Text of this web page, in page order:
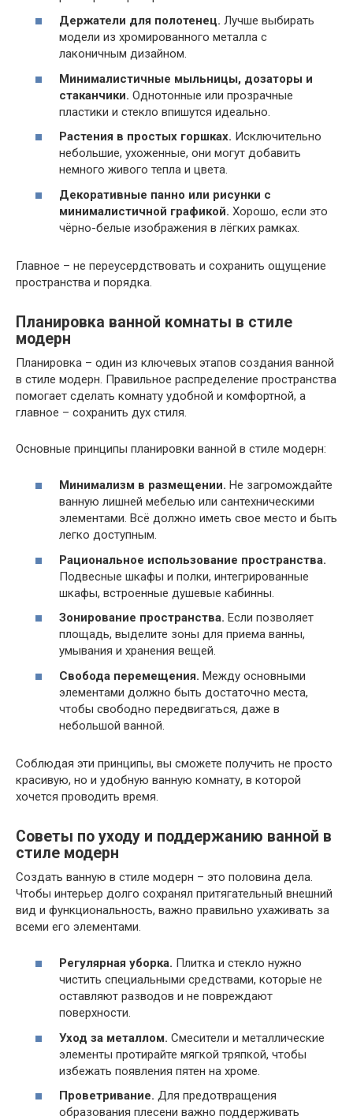
Держатели для полотенец. Лучше выбирать
модели из хромированного металла с
лаконичным дизайном.
Минималистичные мыльницы, дозаторы и
стаканчики. Однотонные или прозрачные
пластики и стекло впишутся идеально.
Растения в простых горшках. Исключительно
небольшие, ухоженные, они могут добавить
немного живого тепла и цвета.
Декоративные панно или рисунки с
минималистичной графикой. Хорошо, если это
чёрно-белые изображения в лёгких рамках.
Главное – не переусердствовать и сохранить ощущение
пространства и порядка.
Планировка ванной комнаты в стиле
модерн
Планировка – один из ключевых этапов создания ванной
в стиле модерн. Правильное распределение пространства
помогает сделать комнату удобной и комфортной, а
главное – сохранить дух стиля.
Основные принципы планировки ванной в стиле модерн:
Минимализм в размещении. Не загромождайте
ванную лишней мебелью или сантехническими
элементами. Всё должно иметь свое место и быть
легко доступным.
Рациональное использование пространства.
Подвесные шкафы и полки, интегрированные
шкафы, встроенные душевые кабинны.
Зонирование пространства. Если позволяет
площадь, выделите зоны для приема ванны,
умывания и хранения вещей.
Свобода перемещения. Между основными
элементами должно быть достаточно места,
чтобы свободно передвигаться, даже в
небольшой ванной.
Соблюдая эти принципы, вы сможете получить не просто
красивую, но и удобную ванную комнату, в которой
хочется проводить время.
Советы по уходу и поддержанию ванной в
стиле модерн
Создать ванную в стиле модерн – это половина дела.
Чтобы интерьер долго сохранял притягательный внешний
вид и функциональность, важно правильно ухаживать за
всеми его элементами.
Регулярная уборка. Плитка и стекло нужно
чистить специальными средствами, которые не
оставляют разводов и не повреждают
поверхности.
Уход за металлом. Смесители и металлические
элементы протирайте мягкой тряпкой, чтобы
избежать появления пятен на хроме.
Проветривание. Для предотвращения
образования плесени важно поддерживать